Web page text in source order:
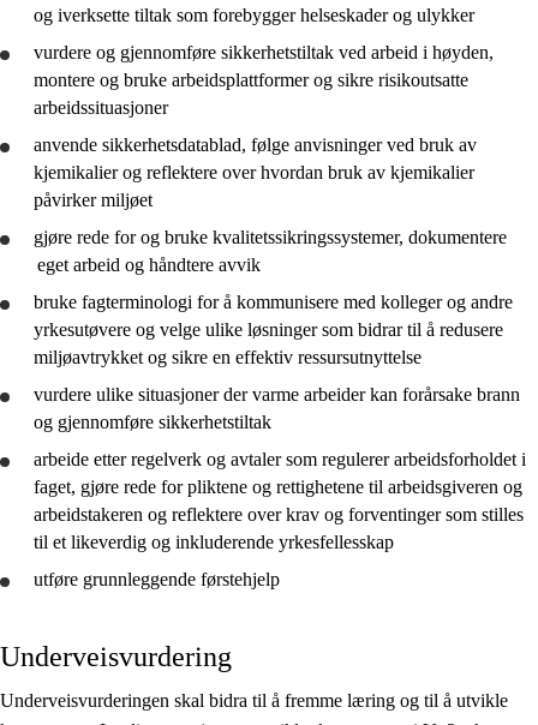
og iverksette tiltak som forebygger helseskader og ulykker
vurdere og gjennomføre sikkerhetstiltak ved arbeid i høyden,
montere og bruke arbeidsplattformer og sikre risikoutsatte
arbeidssituasjoner
anvende sikkerhetsdatablad, følge anvisninger ved bruk av
kjemikalier og reflektere over hvordan bruk av kjemikalier
påvirker miljøet
gjøre rede forog bruke kvalitetssikringssystemer, dokumentere
eget arbeid og håndtere avvik
bruke fagterminologi for å kommunisere med kolleger og andre
yrkesutøvere og velge ulike løsninger som bidrar til å redusere
miljøavtrykket og sikre en effektiv ressursutnyttelse
vurdere ulike situasjoner der varme arbeider kan forårsake brann
og gjennomføre sikkerhetstiltak
arbeide etter regelverk og avtaler som regulerer arbeidsforholdet i
faget, gjøre rede forpliktene og rettighetene til arbeidsgiveren og
arbeidstakeren og reflektere over krav og forventinger som stilles
til et likeverdig og inkluderende yrkesfellesskap
utføre grunnleggende førstehjelp
Underveisvurdering
Underveisvurderingen skal bidra til å fremme læring og til å utvikle